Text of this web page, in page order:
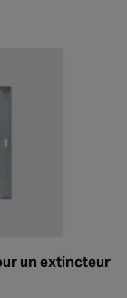
un extincteur